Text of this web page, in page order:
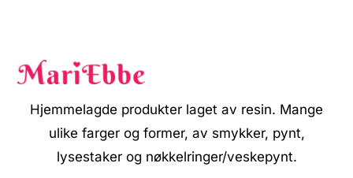
Hjemmelagde produkter laget av resin. Mange
ulike farger og former, av smykker, pynt,
lysestaker og nøkkelringer/veskepynt.